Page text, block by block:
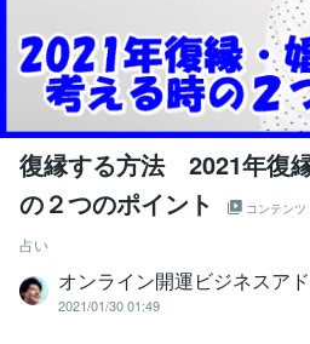
復縁する方法 2021年復
の２つのポイント
コンテンツ
占い
オンライン開運ビジネスア
2021/01/30 01:49